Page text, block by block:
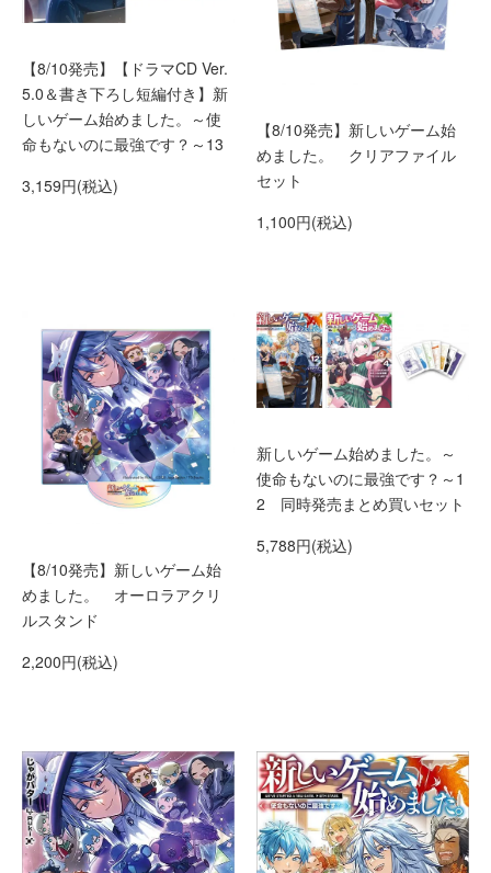
【8/10発売】【ドラマCD Ver.
5.0＆書き下ろし短編付き】新
しいゲーム始めました。～使
命もないのに最強です？～13
3,159円(税込)
【8/10発売】新しいゲーム始
めました。 クリアファイル
セット
1,100円(税込)
【8/10発売】新しいゲーム始
めました。 オーロラアクリ
ルスタンド
2,200円(税込)
新しいゲーム始めました。～
使命もないのに最強です？～1
2 同時発売まとめ買いセット
5,788円(税込)